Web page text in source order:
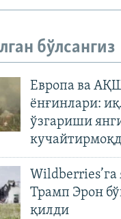
бўлсангиз
Европа ва
ёнғинлари:
ўзгариши
Wildberries’га
Трамп Эрон
қилди